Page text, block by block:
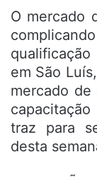
O mercado
qualificação
em São
mercado
traz para
desta